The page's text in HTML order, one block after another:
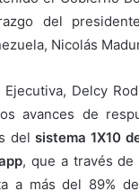
del
Nicolás
Ejecutiva, Delcy
avances de
del sistema 1X10
, que a través
a más del 89%